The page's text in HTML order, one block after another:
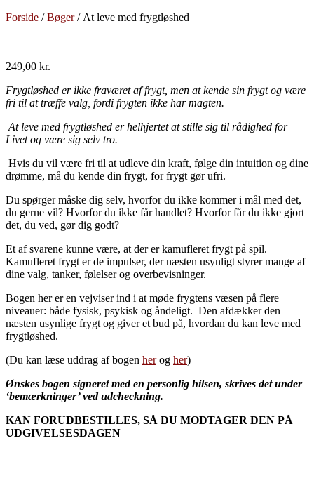
Forside /Bøger/ At leve med frygtløshed
249,00 kr.
Frygtløshed er ikke fraværet af frygt, men at kende sin frygt og være
fri til at træffe valg, fordi frygten ikke har magten.
At leve med frygtløshed er helhjertet at stille sig til rådighed for
Livet og være sig selv tro.
Hvis du vil være fri til at udleve din kraft, følge din intuition og dine
drømme, må du kende din frygt, for frygt gør ufri.
Du spørger måske dig selv, hvorfor du ikke kommer i mål med det,
du gerne vil? Hvorfor du ikke får handlet? Hvorfor får du ikke gjort
det, du ved, gør dig godt?
Et af svarene kunne være, at der er kamufleret frygt på spil.
Kamufleret frygt er de impulser, der næsten usynligt styrer mange af
dine valg, tanker, følelser og overbevisninger.
Bogen her er en vejviser ind i at møde frygtens væsen på flere
niveauer: både fysisk, psykisk og åndeligt. Den afdækker den
næsten usynlige frygt og giver et bud på, hvordan du kan leve med
frygtløshed.
(Du kan læse uddrag af bogen herog her)
Ønskes bogen signeret med en personlig hilsen, skrives det under
‘bemærkninger’ ved udcheckning.
KAN FORUDBESTILLES, SÅ DU MODTAGER DEN PÅ
UDGIVELSESDAGEN